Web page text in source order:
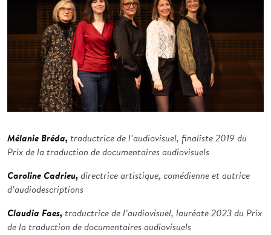
Mélanie Bréda, traductrice de l’audiovisuel, finaliste 2019 du
Prix de la traduction de documentaires audiovisuels
Caroline Cadrieu, directrice artistique, comédienne et autrice
d’audiodescriptions
Claudia Faes, traductrice de l’audiovisuel, lauréate 2023 du Prix
de la traduction de documentaires audiovisuels